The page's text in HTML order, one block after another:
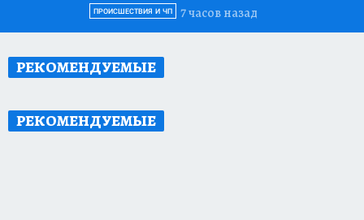
7 часов назад
ПРОИСШЕСТВИЯ И ЧП
РЕКОМЕНДУЕМЫЕ
РЕКОМЕНДУЕМЫЕ